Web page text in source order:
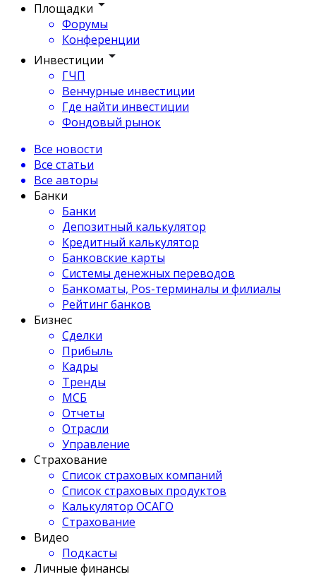
Площадки
Форумы
Конференции
Инвестиции
ГЧП
Венчурные инвестиции
Где найти инвестиции
Фондовый рынок
Все новости
Все статьи
Все авторы
Банки
Банки
Депозитный калькулятор
Кредитный калькулятор
Банковские карты
Системы денежных переводов
Банкоматы, Pos-терминалы и филиалы
Рейтинг банков
Бизнес
Сделки
Прибыль
Кадры
Тренды
МСБ
Отчеты
Отрасли
Управление
Страхование
Список страховых компаний
Список страховых продуктов
Калькулятор ОСАГО
Страхование
Видео
Подкасты
Личные финансы